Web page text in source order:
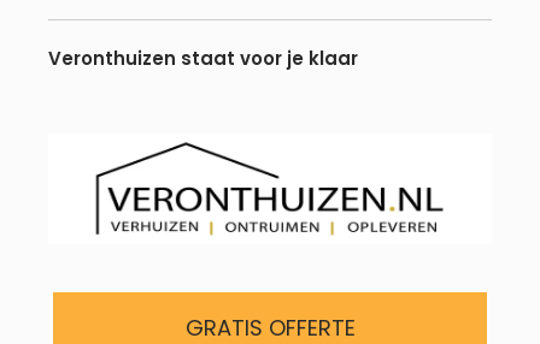
Veronthuizen staat voor je klaar
GRATIS OFFERTE